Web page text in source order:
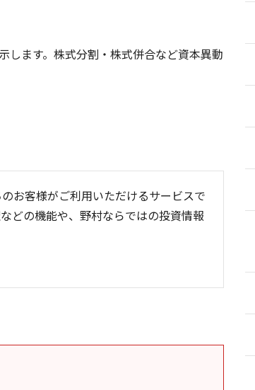
平均 26週移動平均 出来高(百万)
110
平均 25ヶ月移動平均 出来高(百万)
します。株式分割・株式併合など資本異動
お客様がご利用いただけるサービスで
どの機能や、野村ならではの投資情報